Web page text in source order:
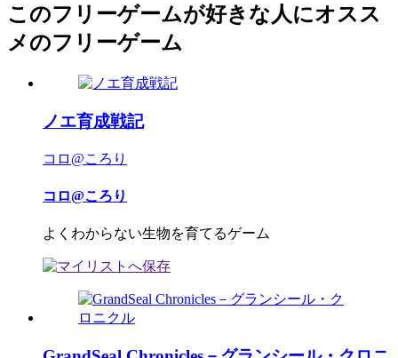
このフリーゲームが好きな人にオスス
メのフリーゲーム
ノエ育成戦記
コロ@ころり
コロ@ころり
よくわからない生物を育てるゲーム